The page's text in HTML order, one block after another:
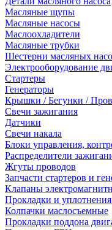
Масляные щупы
Масляные насосы
Маслоохладители
Масляные трубки
Шестерни масляных
Электрооборудование
Стартеры
Генераторы
Крышки / Бегунки /
Свечи зажигания
Датчики
Свечи накала
Блоки управления,
Распределители
Жгуты проводов
Запчасти стартеров и
Клапаны
Прокладки и уплотнения
Колпачки маслосъемные
Прокладки поддона